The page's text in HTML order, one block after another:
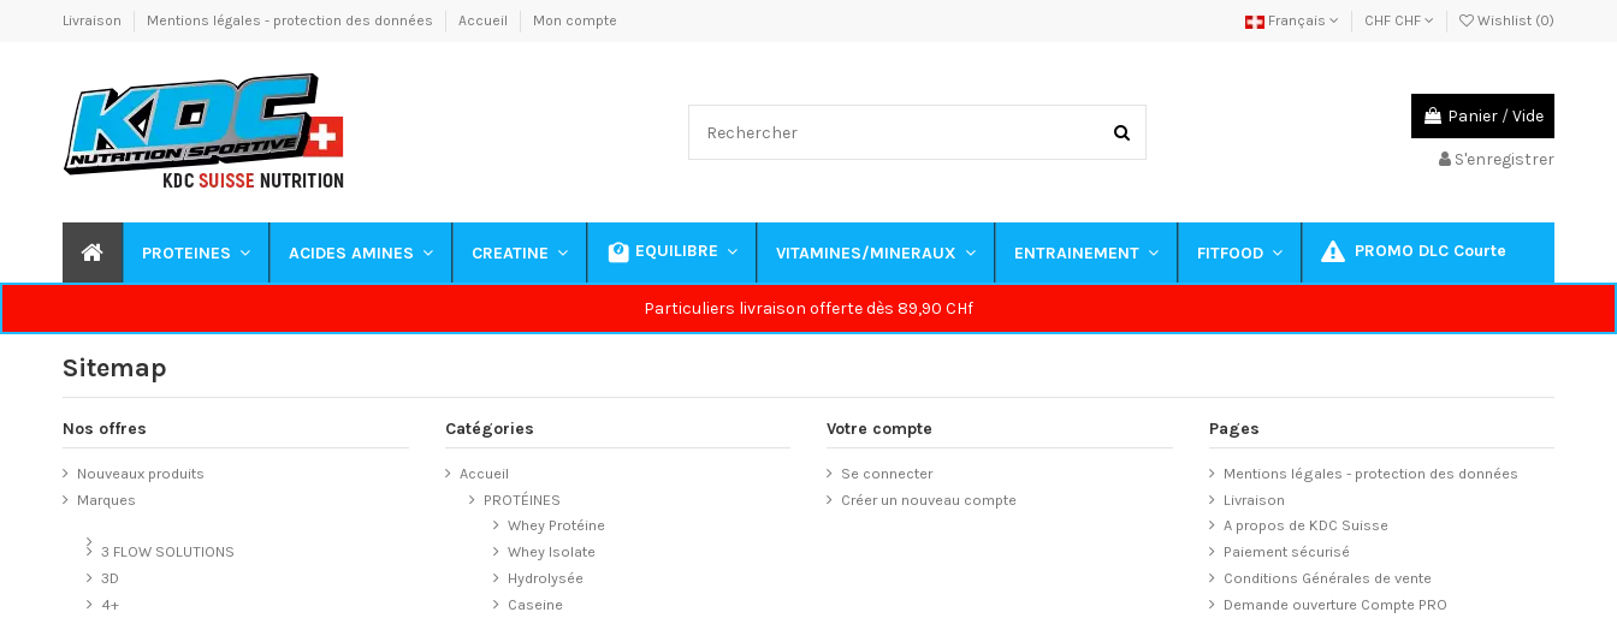
Livraison Mentions légales - protection des données Accueil Mon compte Français CHF CHF Wishlist (0)
Panier /Vide
S'enregistrer
PROTEINES ACIDES AMINES CREATINE EQUILIBRE VITAMINES/MINERAUX ENTRAINEMENT FITFOOD PROMO DLC Courte
Particuliers livraison offerte dès 89,90 CHf
Sitemap
Nos offres
Nouveaux produits
Marques
3 FLOW SOLUTIONS
3D
4+
Catégories
Accueil
PROTÉINES
Whey Protéine
Whey Isolate
Hydrolysée
Caseine
Votre compte
Se connecter
Créer un nouveau compte
Pages
Mentions légales - protection des données
Livraison
A propos de KDC Suisse
Paiement sécurisé
Conditions Générales de vente
Demande ouverture Compte PRO